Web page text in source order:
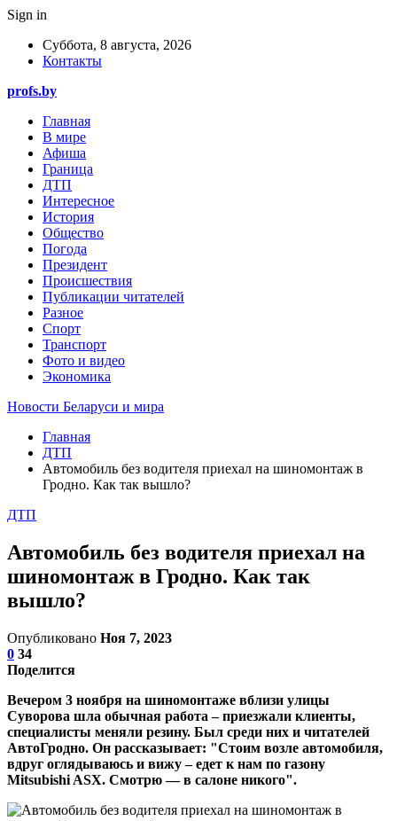
Sign in
Суббота, 8 августа, 2026
Контакты
profs.by
Главная
В мире
Афиша
Граница
ДТП
Интересное
История
Общество
Погода
Президент
Происшествия
Публикации читателей
Разное
Спорт
Транспорт
Фото и видео
Экономика
Новости Беларуси и мира
Главная
ДТП
Автомобиль без водителя приехал на шиномонтаж в
Гродно. Как так вышло?
ДТП
Автомобиль без водителя приехал на
шиномонтаж в Гродно. Как так
вышло?
Опубликовано Ноя 7, 2023
0 34
Поделится
Вечером 3 ноября на шиномонтаже вблизи улицы
Суворова шла обычная работа – приезжали клиенты,
специалисты меняли резину. Был среди них и читателей
АвтоГродно. Он рассказывает: "Стоим возле автомобиля,
вдруг оглядываюсь и вижу – едет к нам по газону
Mitsubishi ASX. Смотрю — в салоне никого".